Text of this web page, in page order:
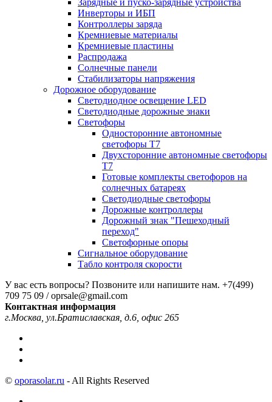
Зарядные и пуско-зарядные устройства
Инверторы и ИБП
Контроллеры заряда
Кремниевые материалы
Кремниевые пластины
Распродажа
Солнечные панели
Стабилизаторы напряжения
Дорожное оборудование
Светодиодное освещение LED
Светодиодные дорожные знаки
Светофоры
Односторонние автономные
светофоры Т7
Двухсторонние автономные светофоры
Т7
Готовые комплекты светофоров на
солнечных батареях
Светодиодные светофоры
Дорожные контроллеры
Дорожный знак "Пешеходный
переход"
Светофорные опоры
Сигнальное оборудование
Табло контроля скорости
У вас есть вопросы? Позвоните или напишите нам. +7(499)
709 75 09 / oprsale@gmail.com
Контактная информация
г.Москва, ул.Братиславская, д.6, офис 265
© oporasolar.ru - All Rights Reserved